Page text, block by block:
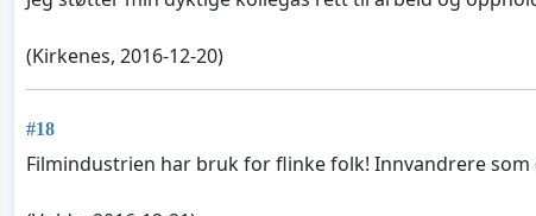
(Kirkenes, 2016-12-20)
#18
Filmindustrien har bruk for flinke folk! Innvandrere